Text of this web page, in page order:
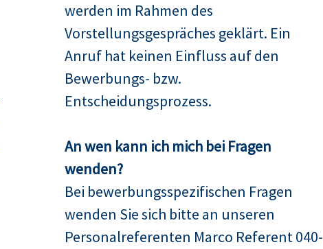
werden im Rahmen des
Vorstellungsgespräches geklärt. Ein
Anruf hat keinen Einfluss auf den
Bewerbungs- bzw.
Entscheidungsprozess.
An wen kann ich mich bei Fragen
wenden?
Bei bewerbungsspezifischen Fragen
wenden Sie sich bitte an unseren
Personalreferenten Marco Referent 040-